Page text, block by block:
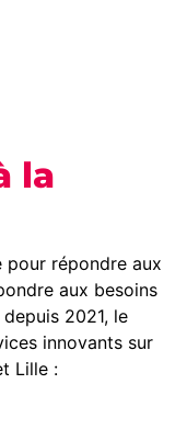
la
pour répondre aux
aux besoins
2021, le
innovants sur
Lille :